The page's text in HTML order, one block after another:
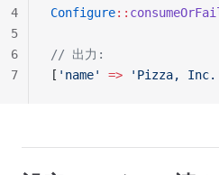
Configure::
// 出力:
[ 'name' => 'Pizza,
4
5
6
7